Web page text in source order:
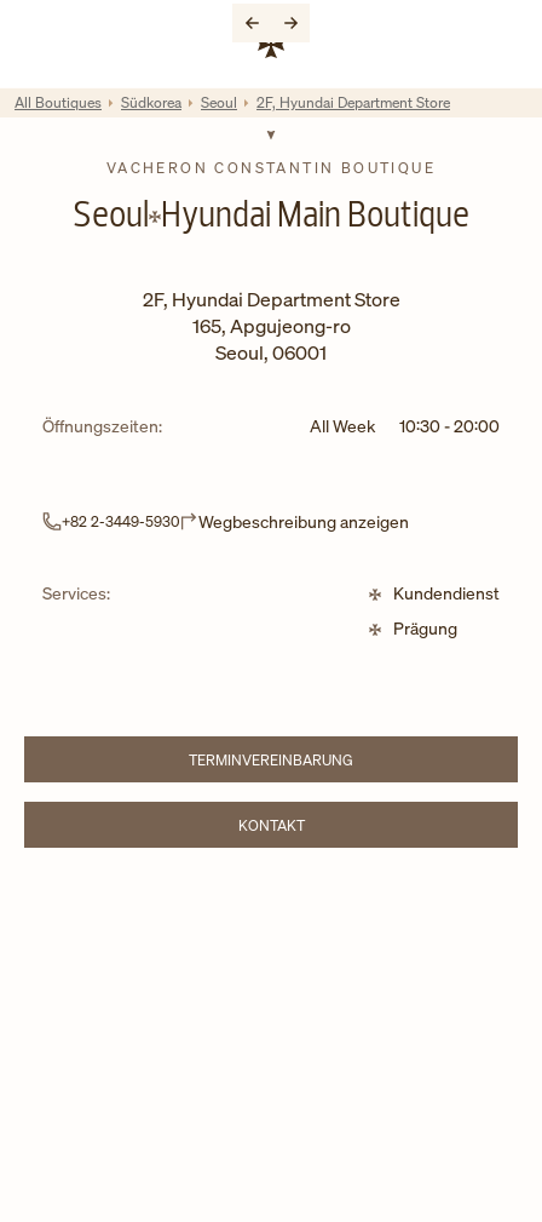
Link zur Unternehmenswebsite
Return to Nav
VACHERON CONSTANTIN BOUTIQUE
Seoul Hyundai Main Boutique
2F, Hyundai Department Store
165, Apgujeong-ro
Seoul,06001
Öffnungszeiten: All Week 10:30-20:00
+82 2-3449-5930 Wegbeschreibung anzeigen
Services:
Kundendienst
Prägung
TERMINVEREINBARUNGLINK OPENS IN NEW TAB
KONTAKTLINK OPENS IN NEW TAB
All Boutiques Südkorea Seoul 2F, Hyundai Department Store